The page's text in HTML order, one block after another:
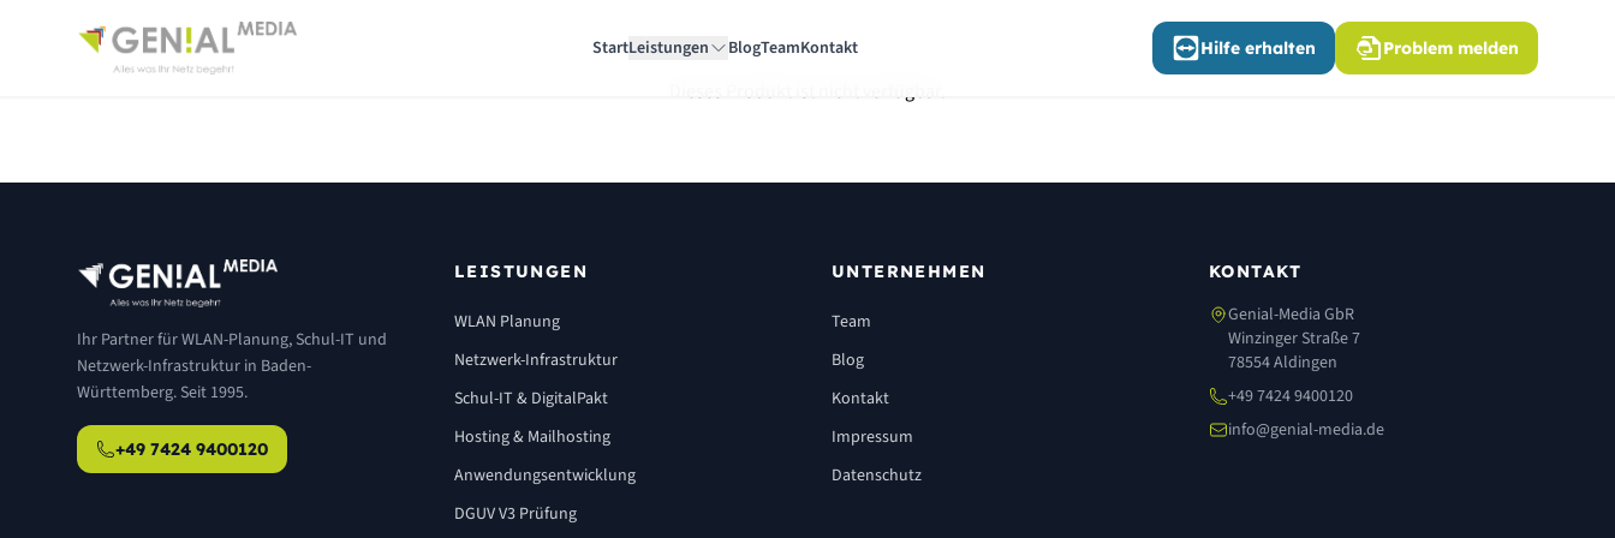
StartLeistungen BlogTeamKontakt Hilfe erhalten Problem melden
Dieses Produkt ist nicht verfügbar.
Ihr Partner für WLAN-Planung, Schul-IT und
Netzwerk-Infrastruktur in Baden-
Württemberg. Seit 1995.
+49 7424 9400120
LEISTUNGEN
WLAN Planung
Netzwerk-Infrastruktur
Schul-IT & DigitalPakt
Hosting & Mailhosting
Anwendungsentwicklung
DGUV V3 Prüfung
UNTERNEHMEN
Team
Blog
Kontakt
Impressum
Datenschutz
KONTAKT
Genial-Media GbR
Winzinger Straße 7
78554 Aldingen
+49 7424 9400120
info@genial-media.de